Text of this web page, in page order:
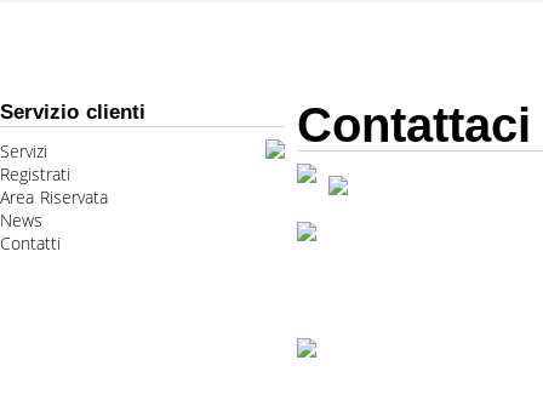
Servizio clienti
Servizi
Registrati
Area Riservata
News
Contatti
Contattaci